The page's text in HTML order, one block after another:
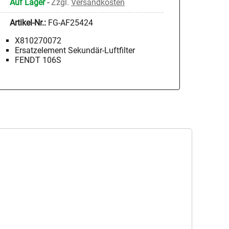
Auf Lager-Zzgl. Versandkosten
Artikel-Nr.: FG-AF25424
X810270072
Ersatzelement Sekundär-Luftfilter
FENDT 106S